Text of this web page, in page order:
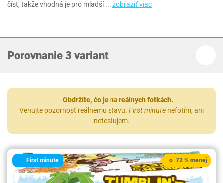
číst, takže vhodná je pro mladší... zobraziť viac
Porovnanie 3 variant
Obdržíte, čo je na reálnych fotkách.
Venujte pozornosť reálnemu stavu. First minute nefotím, ani
netestujem.
First minute o 72 % menej